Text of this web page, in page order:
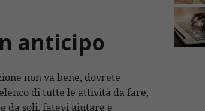
anticipo
non va bene, dovrete
di tutte le attività da fare,
da soli, fatevi aiutare e